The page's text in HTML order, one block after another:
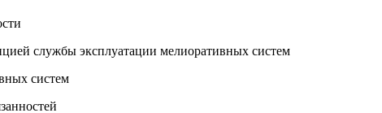
службы эксплуатации мелиоративных систем
систем